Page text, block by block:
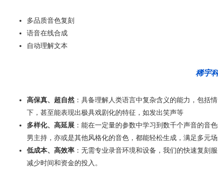
多品质音色复刻
语音在线合成
自动理解文本
稀宇
高保真、超自然 ：具备理解人类语言中复杂含义的能力，包括
下，甚至能表现出极具戏剧化的特征，如发出笑声等
多样化、高延展 ：能在一定量的参数中学习到数千个声音的音
男主持，亦或是其他风格化的音色，都能轻松生成，满足多元
低成本、高效率 ：无需专业录音环境和设备，我们的快速复刻
减少时间和资金的投入。